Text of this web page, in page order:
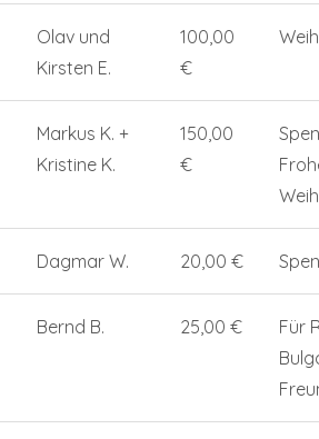
Olav und
Kirsten E.
100,00
€
Markus K. +
Kristine K.
150,00
€
Dagmar W. 20,00 €
Bernd B. 25,00 €
Für